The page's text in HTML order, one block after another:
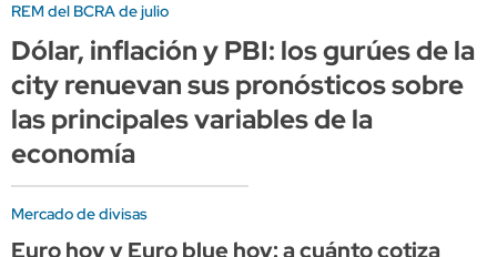
REM del BCRA de julio
Dólar, inflación y PBI: los gurúes de la
city renuevan sus pronósticos sobre
las principales variables de la
economía
Mercado de divisas
Euro hoy y Euro blue hoy: a cuánto cotiza